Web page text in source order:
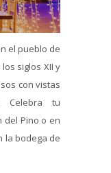
el pueblo de
siglos XII y
con vistas
Celebra tu
del Pino o en
la bodega de